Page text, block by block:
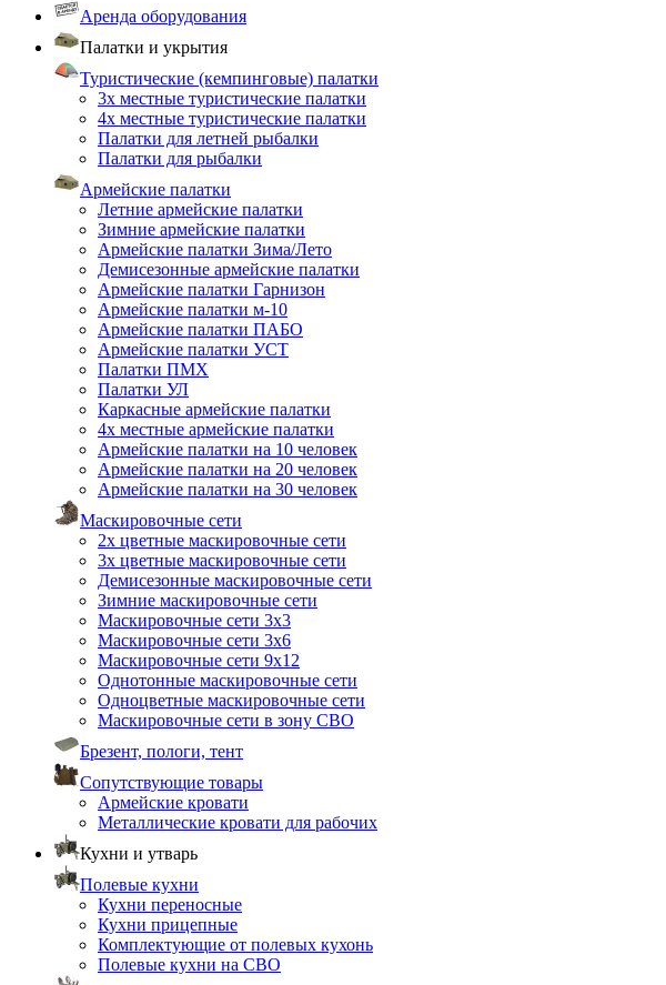
Аренда оборудования
Палатки и укрытия
Туристические (кемпинговые) палатки
3х местные туристические палатки
4х местные туристические палатки
Палатки для летней рыбалки
Палатки для рыбалки
Армейские палатки
Летние армейские палатки
Зимние армейские палатки
Армейские палатки Зима/Лето
Демисезонные армейские палатки
Армейские палатки Гарнизон
Армейские палатки м-10
Армейские палатки ПАБО
Армейские палатки УСТ
Палатки ПМХ
Палатки УЛ
Каркасные армейские палатки
4х местные армейские палатки
Армейские палатки на 10 человек
Армейские палатки на 20 человек
Армейские палатки на 30 человек
Маскировочные сети
2х цветные маскировочные сети
3х цветные маскировочные сети
Демисезонные маскировочные сети
Зимние маскировочные сети
Маскировочные сети 3х3
Маскировочные сети 3х6
Маскировочные сети 9х12
Однотонные маскировочные сети
Одноцветные маскировочные сети
Маскировочные сети в зону СВО
Брезент, пологи, тент
Сопутствующие товары
Армейские кровати
Металлические кровати для рабочих
Кухни и утварь
Полевые кухни
Кухни переносные
Кухни прицепные
Комплектующие от полевых кухонь
Полевые кухни на СВО